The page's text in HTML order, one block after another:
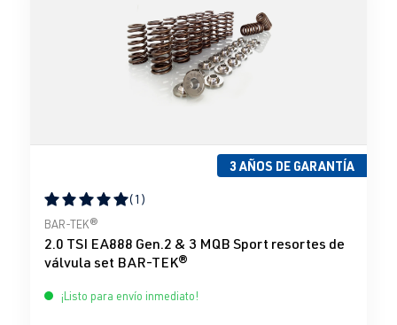
3 AÑOS DE GARANTÍA
Calificación promedio de 5 de 5 estrellas
(1)
BAR-TEK®
2.0 TSI EA888 Gen.2 & 3 MQB Sport resortes de
válvula set BAR-TEK®
¡Listo para envío inmediato!